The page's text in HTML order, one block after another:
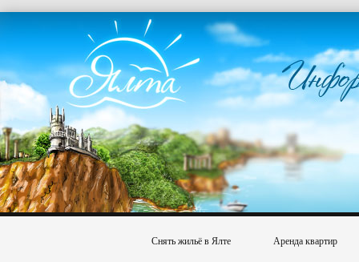
Снять жильё в Ялте Аренда квартир